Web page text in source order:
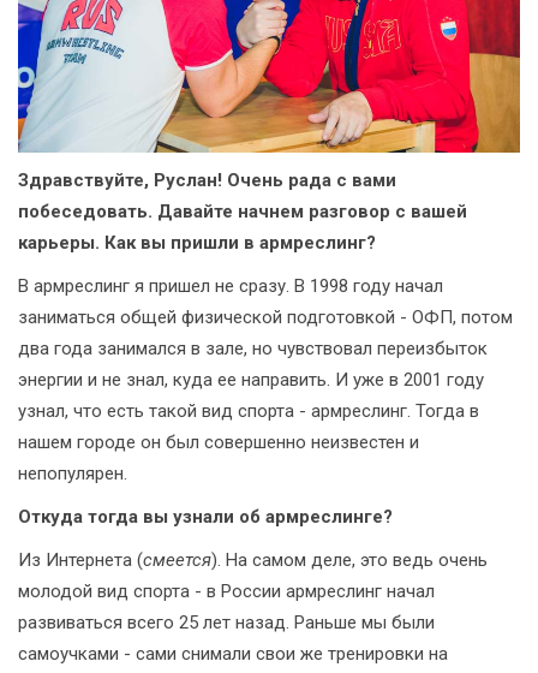
Здравствуйте, Руслан! Очень рада с вами
побеседовать. Давайте начнем разговор с вашей
карьеры. Как вы пришли в армреслинг?
В армреслинг я пришел не сразу. В 1998 году начал
заниматься общей физической подготовкой - ОФП, потом
два года занимался в зале, но чувствовал переизбыток
энергии и не знал, куда ее направить. И уже в 2001 году
узнал, что есть такой вид спорта - армреслинг. Тогда в
нашем городе он был совершенно неизвестен и
непопулярен.
Откуда тогда вы узнали об армреслинге?
Из Интернета (смеется). На самом деле, это ведь очень
молодой вид спорта - в России армреслинг начал
развиваться всего 25 лет назад. Раньше мы были
самоучками - сами снимали свои же тренировки на